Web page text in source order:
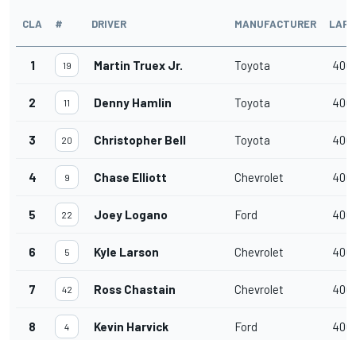
CLA # DRIVER MANUFACTURER LAPS
1 19 Martin Truex Jr. Toyota 400
2 11 Denny Hamlin Toyota 400
3 20 Christopher Bell Toyota 400
4 9 Chase Elliott Chevrolet 400
5 22 Joey Logano Ford 400
6 5 Kyle Larson Chevrolet 400
7 42 Ross Chastain Chevrolet 400
8 4 Kevin Harvick Ford 400